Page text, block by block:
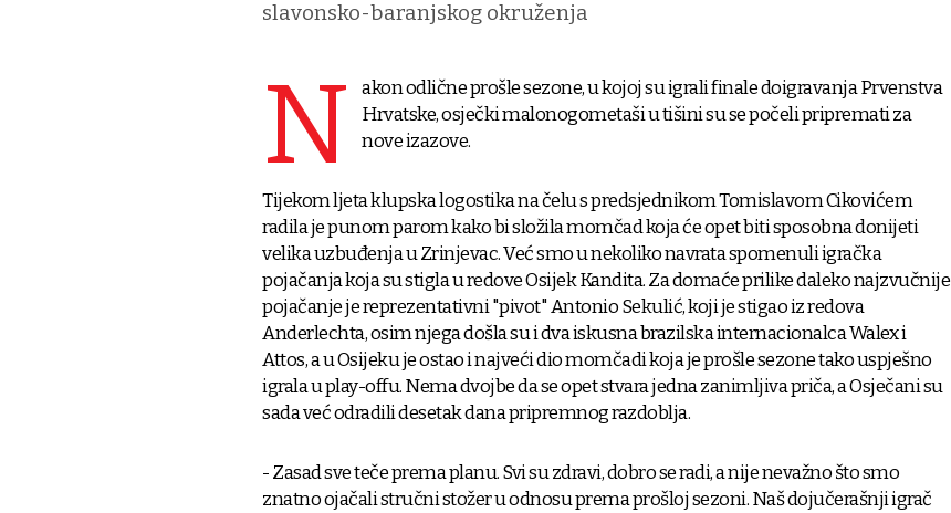
slavonsko-baranjskog okruženja
N
akon odlične prošle sezone, u kojoj su igrali finale doigravanja Prvenstva
Hrvatske, osječki malonogometaši u tišini su se počeli pripremati za
nove izazove.
Tijekom ljeta klupska logostika na čelu s predsjednikom Tomislavom Cikovićem
radila je punom parom kako bi složila momčad koja će opet biti sposobna donijeti
velika uzbuđenja u Zrinjevac. Već smo u nekoliko navrata spomenuli igračka
pojačanja koja su stigla u redove Osijek Kandita. Za domaće prilike daleko najzvučnije
pojačanje je reprezentativni "pivot" Antonio Sekulić, koji je stigao iz redova
Anderlechta, osim njega došla su i dva iskusna brazilska internacionalca Walex i
Attos, a u Osijeku je ostao i najveći dio momčadi koja je prošle sezone tako uspješno
igrala u play-offu. Nema dvojbe da se opet stvara jedna zanimljiva priča, a Osječani su
sada već odradili desetak dana pripremnog razdoblja.
- Zasad sve teče prema planu. Svi su zdravi, dobro se radi, a nije nevažno što smo
znatno ojačali stručni stožer u odnosu prema prošloj sezoni. Naš dojučerašnji igrač